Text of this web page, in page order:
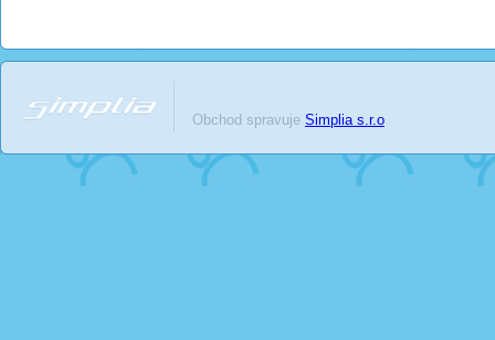
Obchod spravuje Simplia s.r.o